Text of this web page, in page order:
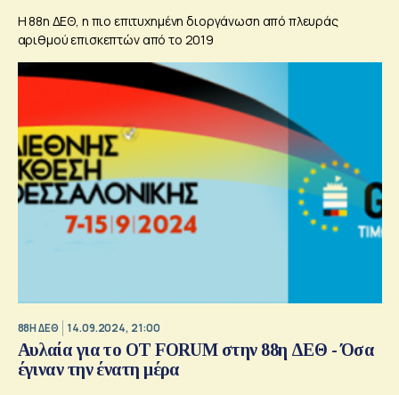
Η 88η ΔΕΘ, η πιο επιτυχημένη διοργάνωση από πλευράς
αριθμού επισκεπτών από το 2019
88Η ΔΕΘ 14.09.2024, 21:00
Αυλαία για το OT FORUM στην 88η ΔΕΘ - Όσα
έγιναν την ένατη μέρα